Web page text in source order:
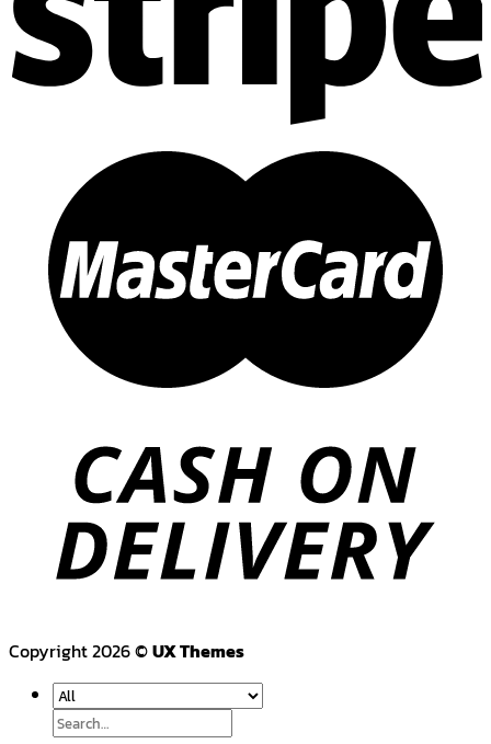
Copyright 2026 ©UX Themes
Search